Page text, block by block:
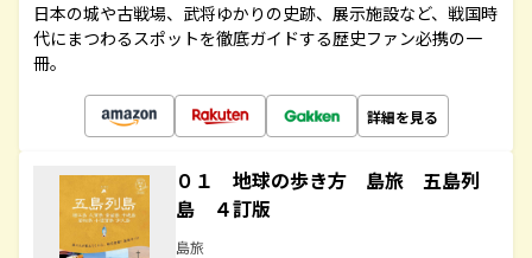
日本の城や古戦場、武将ゆかりの史跡、展示施設など、戦国時
代にまつわるスポットを徹底ガイドする歴史ファン必携の一
冊。
詳細を見る
０１ 地球の歩き方 島旅 五島列
島 ４訂版
島旅